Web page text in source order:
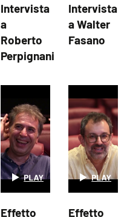
Intervista
a
Roberto
Perpignani
Intervista
a Walter
Fasano
Effetto
Effetto